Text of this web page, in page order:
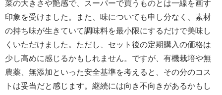
菜の大きさや艶感で、スーパーで買うものとは一線を画す
印象を受けました。また、味についても申し分なく、素材
の持ち味が生きていて調味料を最小限にするだけで美味し
くいただけました。ただし、セット後の定期購入の価格は
少し高めに感じるかもしれません。ですが、有機栽培や無
農薬、無添加といった安全基準を考えると、その分のコス
トは妥当だと感じます。継続には向き不向きがあるかもし